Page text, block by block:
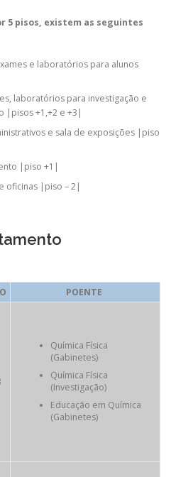
pisos, existem as seguintes
e laboratórios para alunos
laboratórios para investigação e
|pisos +1,+2 e +3|
e sala de exposições |piso
|piso +1|
oficinas |piso – 2|
POENTE
Química Física
(Gabinetes)
Química Física
(Investigação)
Educação em Química
(Gabinetes)